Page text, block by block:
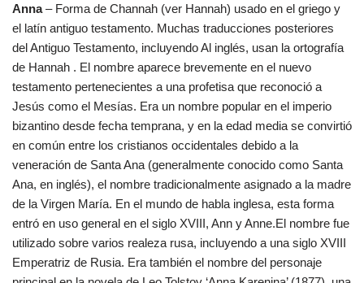
Anna– Forma de Channah (ver Hannah) usado en el griego y
el latín antiguo testamento. Muchas traducciones posteriores
del Antiguo Testamento, incluyendo Al inglés, usan la ortografía
de Hannah . El nombre aparece brevemente en el nuevo
testamento pertenecientes a una profetisa que reconoció a
Jesús como el Mesías. Era un nombre popular en el imperio
bizantino desde fecha temprana, y en la edad media se convirtió
en común entre los cristianos occidentales debido a la
veneración de Santa Ana (generalmente conocido como Santa
Ana, en inglés), el nombre tradicionalmente asignado a la madre
de la Virgen María. En el mundo de habla inglesa, esta forma
entró en uso general en el siglo XVIII, Ann y Anne.El nombre fue
utilizado sobre varios realeza rusa, incluyendo a una siglo XVIII
Emperatriz de Rusia. Era también el nombre del personaje